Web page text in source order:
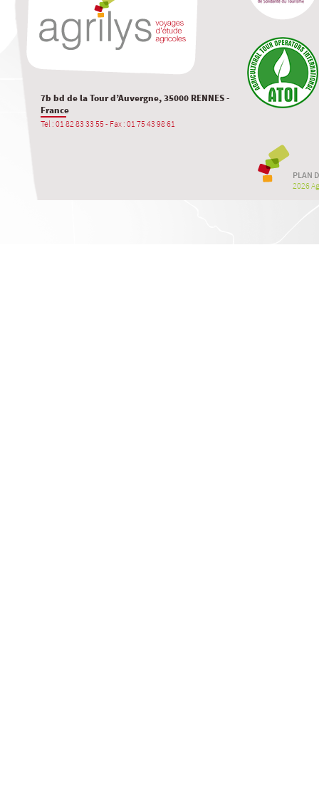
7b bd de la Tour d’Auvergne, 35000 RENNES -
France
Tel : 01 82 83 33 55 - Fax : 01 75 43 98 61
PLAN
2026